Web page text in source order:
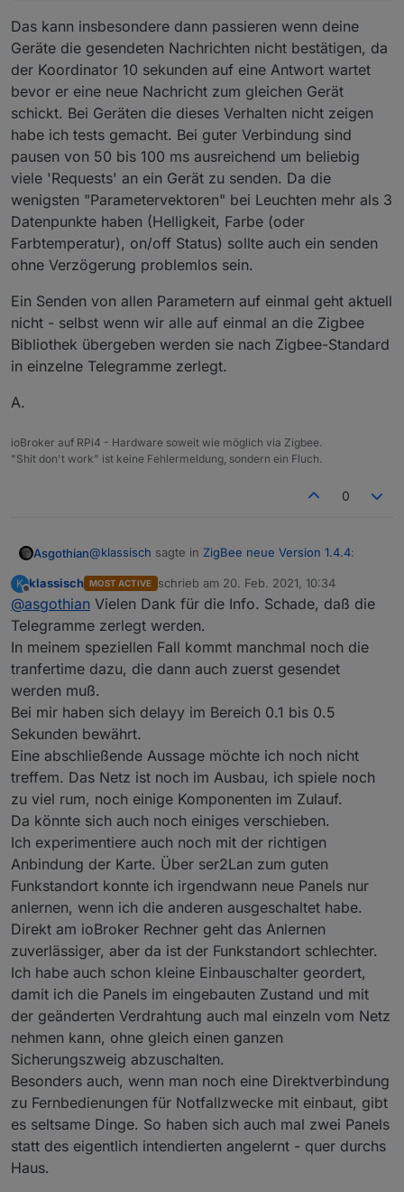
Das kann insbesondere dann passieren wenn deine
Geräte die gesendeten Nachrichten nicht bestätigen, da
der Koordinator 10 sekunden auf eine Antwort wartet
bevor er eine neue Nachricht zum gleichen Gerät
schickt. Bei Geräten die dieses Verhalten nicht zeigen
habe ich tests gemacht. Bei guter Verbindung sind
pausen von 50 bis 100 ms ausreichend um beliebig
viele 'Requests' an ein Gerät zu senden. Da die
wenigsten "Parametervektoren" bei Leuchten mehr als 3
Datenpunkte haben (Helligkeit, Farbe (oder
Farbtemperatur), on/off Status) sollte auch ein senden
ohne Verzögerung problemlos sein.
Ein Senden von allen Parametern auf einmal geht aktuell
nicht - selbst wenn wir alle auf einmal an die Zigbee
Bibliothek übergeben werden sie nach Zigbee-Standard
in einzelne Telegramme zerlegt.
A.
ioBroker auf RPi4 - Hardware soweit wie möglich via Zigbee.
"Shit don't work" ist keine Fehlermeldung, sondern ein Fluch.
0
Asgothian@klassisch sagte in ZigBee neue Version 1.4.4:
Noch eine Frage: Gibt es eine Möglichkeit, den
kompletten Parametervektor auf einmal zur
Leuchte zu übertragen? Ich habe den Eindruck,
daß das serielle Schreiben nicht immer
übernommen wird, oder daß man rel. lange
muß.
Das kann insbesondere dann passieren wenn deine
Geräte die gesendeten Nachrichten nicht
bestätigen, da der Koordinator 10 sekunden auf eine
Antwort wartet bevor er eine neue Nachricht zum
Verhalten nicht zeigen habe ich tests gemacht. Bei
guter Verbindung sind pausen von 50 bis 100 ms
ausreichend um beliebig viele 'Requests' an ein
Gerät zu senden. Da die wenigsten
"Parametervektoren" bei Leuchten mehr als 3
Datenpunkte haben (Helligkeit, Farbe (oder
Farbtemperatur), on/off Status) sollte auch ein
senden ohne Verzögerung problemlos sein.
Ein Senden von allen Parametern auf einmal geht
aktuell nicht - selbst wenn wir alle auf einmal an die
Zigbee-Standard in einzelne Telegramme zerlegt.
K
Offline
klassisch MOST ACTIVE schrieb am 20. Feb. 2021, 10:34
zuletzt editiert von
@asgothian Vielen Dank für die Info. Schade, daß die
Telegramme zerlegt werden.
In meinem speziellen Fall kommt manchmal noch die
tranfertime dazu, die dann auch zuerst gesendet
werden muß.
Bei mir haben sich delayy im Bereich 0.1 bis 0.5
Sekunden bewährt.
Eine abschließende Aussage möchte ich noch nicht
treffem. Das Netz ist noch im Ausbau, ich spiele noch
zu viel rum, noch einige Komponenten im Zulauf.
Da könnte sich auch noch einiges verschieben.
Ich experimentiere auch noch mit der richtigen
Anbindung der Karte. Über ser2Lan zum guten
Funkstandort konnte ich irgendwann neue Panels nur
anlernen, wenn ich die anderen ausgeschaltet habe.
Direkt am ioBroker Rechner geht das Anlernen
zuverlässiger, aber da ist der Funkstandort schlechter.
Ich habe auch schon kleine Einbauschalter geordert,
damit ich die Panels im eingebauten Zustand und mit
der geänderten Verdrahtung auch mal einzeln vom Netz
nehmen kann, ohne gleich einen ganzen
Sicherungszweig abzuschalten.
Besonders auch, wenn man noch eine Direktverbindung
zu Fernbedienungen für Notfallzwecke mit einbaut, gibt
es seltsame Dinge. So haben sich auch mal zwei Panels
statt des eigentlich intendierten angelernt - quer durchs
Haus.